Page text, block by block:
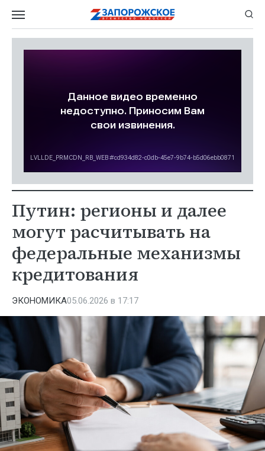
Путин: регионы и далее
могут расчитывать на
федеральные механизмы
кредитования
ЭКОНОМИКА05.06.2026 в 17:17